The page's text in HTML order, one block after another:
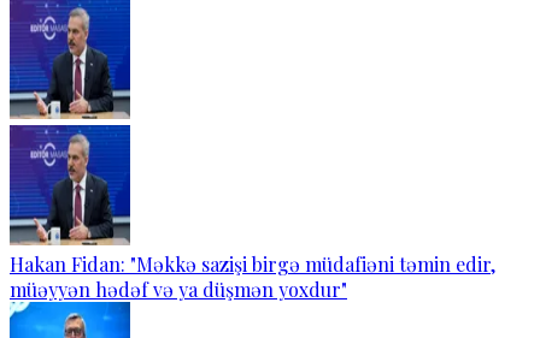
Hakan Fidan: "Məkkə sazişi birgə müdafiəni təmin edir,
müəyyən hədəf və ya düşmən yoxdur"